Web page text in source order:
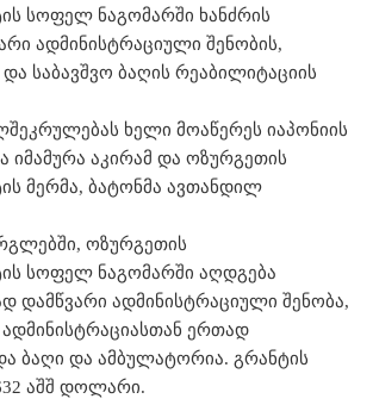
სოფელ ნაგომარში ხანძრის
ადმინისტრაციული შენობის,
საბავშვო ბაღის რეაბილიტაციის
ხელი მოაწერეს იაპონიის
იმამურა აკირამ და ოზურგეთის
მერმა, ბატონმა ავთანდილ
ოზურგეთის
სოფელ ნაგომარში აღდგება
დამწვარი ადმინისტრაციული შენობა,
ერთად
ბაღი და ამბულატორია. გრანტის
აშშ დოლარი.